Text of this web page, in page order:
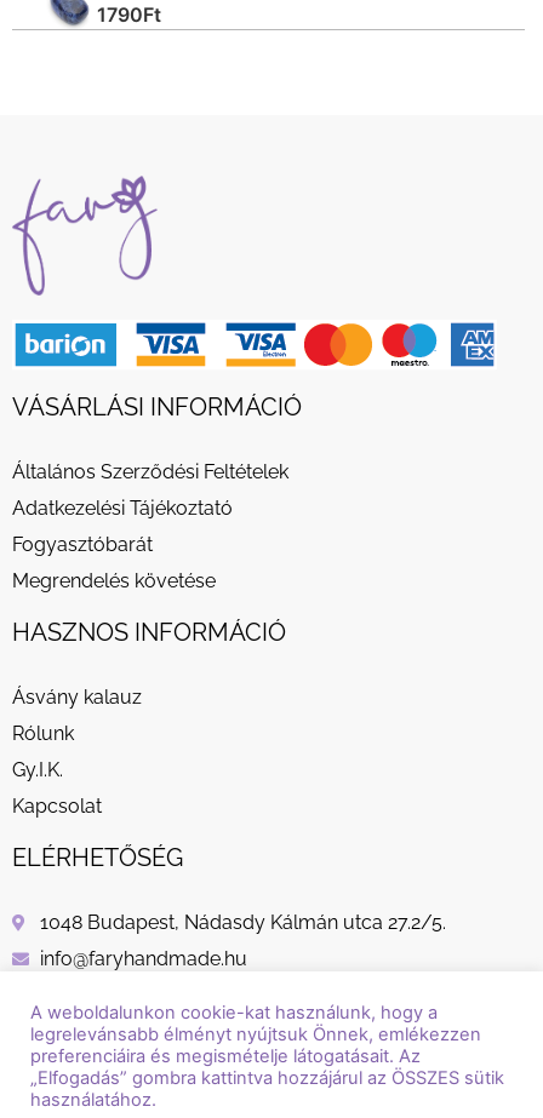
1790Ft
VÁSÁRLÁSI INFORMÁCIÓ
Általános Szerződési Feltételek
Adatkezelési Tájékoztató
Fogyasztóbarát
Megrendelés követése
HASZNOS INFORMÁCIÓ
Ásvány kalauz
Rólunk
Gy.I.K.
Kapcsolat
ELÉRHETŐSÉG
1048 Budapest, Nádasdy Kálmán utca 27.2/5.
info@faryhandmade.hu
A weboldalunkon cookie-kat használunk, hogy a
legrelevánsabb élményt nyújtsuk Önnek, emlékezzen
preferenciáira és megismételje látogatásait. Az
„Elfogadás” gombra kattintva hozzájárul az ÖSSZES sütik
használatához.